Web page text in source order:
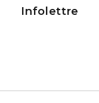
Infolettre